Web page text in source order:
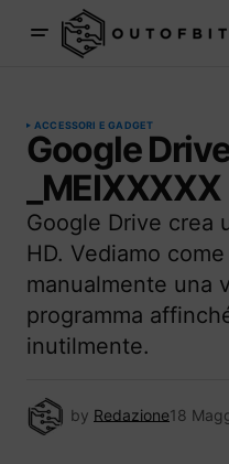
ACCESSORI E GADGET
Google
_MEIXXXXX
Google Drive crea
HD. Vediamo
manualmente una
programma
inutilmente.
by Redazione18